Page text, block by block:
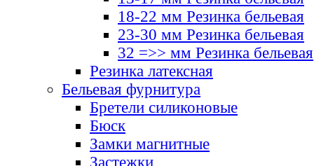
18-22 мм Резинка бельевая
23-30 мм Резинка бельевая
32 =>> мм Резинка бельевая
Резинка латексная
Бельевая фурнитура
Бретели силиконовые
Бюск
Замки магнитные
Застежки